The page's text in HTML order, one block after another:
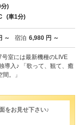
分)
(車1分)
～ 宿泊 6,980 円 ～
室には最新機種のLIVE
導入♪ 「歌って、観て、癒
。」
をお見せ下さい♪